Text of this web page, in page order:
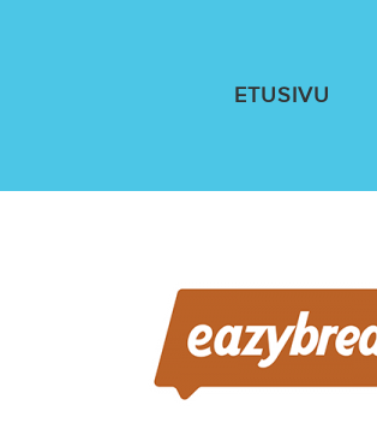
ETUSIVU